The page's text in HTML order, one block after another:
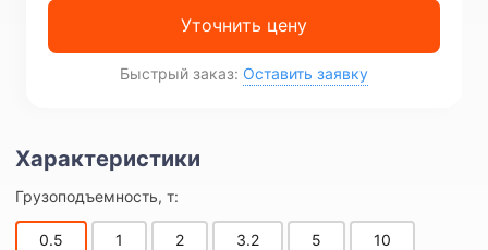
Грузоподъемность, т:
0.5 1 2 3.2 5 10
Уточнить цену
Быстрый заказ: Оставить заявку